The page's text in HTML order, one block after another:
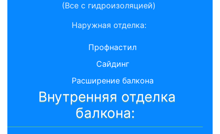
(Все с гидроизоляцией)
Наружная отделка:
Профнастил
Сайдинг
Расширение балкона
Внутренняя отделка
балкона: